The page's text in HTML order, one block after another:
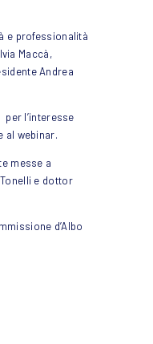
e professionalità
Maccà,
Andrea
l’interesse
al webinar.
messe a
e dottor
d’Albo